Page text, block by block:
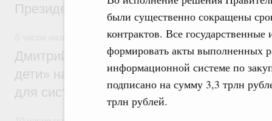
были существенно сокращены
контрактов. Все
формировать акты выполненных
информационной системе по
подписано на сумму 3,3 трлн
трлн рублей.
Президента Южной Осетии Маратом
Молодёжная политика
Дмитрий Чернышенко: В рамках
дети» на форуме «Машук» будут
для системы образования России